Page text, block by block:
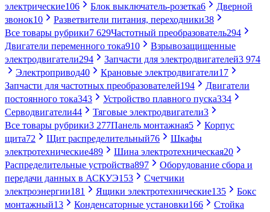
электрические106 Блок выключатель-розетка6
Дверной
звонок10 Разветвители питания, переходники38
Все товары рубрики7 629Частотный преобразователь294
Двигатели переменного тока910
Взрывозащищенные
электродвигатели294 Запчасти для электродвигателей3 974
Электропривод40 Крановые электродвигатели17
Запчасти для частотных преобразователей194
Двигатели
постоянного тока343 Устройство плавного пуска334
Серводвигатели44 Тяговые электродвигатели3
Все товары рубрики3 277Панель монтажная5
Корпус
щита72 Щит распределительный76
Шкафы
электротехнические489 Шина электротехническая20
Распределительные устройства897
Оборудование сбора и
передачи данных в АСКУЭ153
Счетчики
электроэнергии181 Ящики электротехнические135
Бокс
монтажный13 Конденсаторные установки166
Стойка